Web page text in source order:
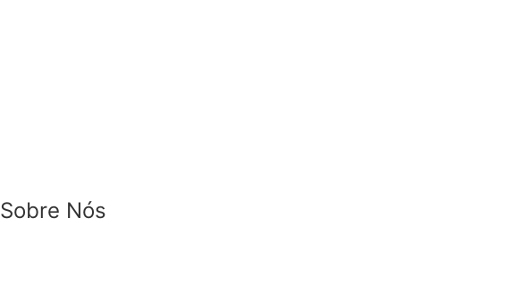
Sobre Nós